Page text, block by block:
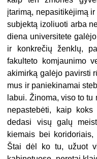
įtarimą, nepasitikėjimą
subjektą izoliuoti arba
diena universitete
ir konkrečių ženklų,
fakulteto komjaunimo
akimirką galėjo pavirsti
mus ir paniekinamai
labui. Žinoma, viso to
nepastebėti, kaip
dedasi visų galų
kiemais bei
Štai dėl ko tu, užuot